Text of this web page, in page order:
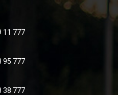
11 777
95 777
38 777